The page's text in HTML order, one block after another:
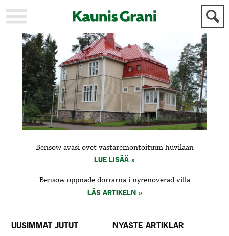
KAUPUNKI
STADEN
AJANKOHTAISTA
AKTUELLT
URHEILU
IDROTT
KULTTUURI
KULTUR
HISTORIA
HISTORIA
YLEINEN
ALLMÄN
MAINOSTAJILLE
ANNONSÖRER
Bensow avasi ovet vastaremontoituun huvilaan
LUE LISÄÄ
Bensow öppnade dörrarna i nyrenoverad villa
LÄS ARTIKELN
UUSIMMAT JUTUT NYASTE ARTIKLAR